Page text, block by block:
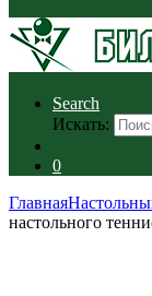
Search
Искать:
0
Главная
настольного